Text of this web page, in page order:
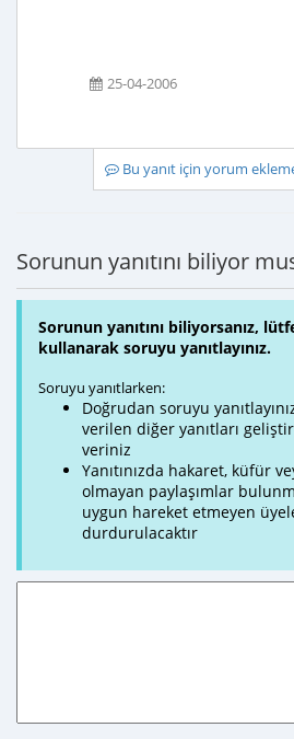
25-04-2006
Bu yanıt için yorum
Sorunun yanıtını biliyor
Sorunun yanıtını biliyorsanız,
kullanarak soruyu yanıtlayınız.
Soruyu yanıtlarken:
Doğrudan soruyu
verilen diğer yanıtları
veriniz
Yanıtınızda hakaret, küfür
olmayan paylaşımlar
uygun hareket etmeyen
durdurulacaktır